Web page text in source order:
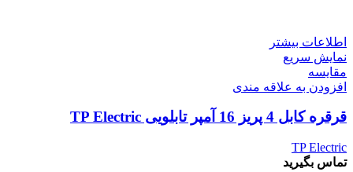
اطلاعات بیشتر
نمایش سریع
مقايسه
افزودن به علاقه مندی
قرقره کابل 4 پریز 16 آمپر تابلویی TP Electric
TP Electric
تماس بگیرید